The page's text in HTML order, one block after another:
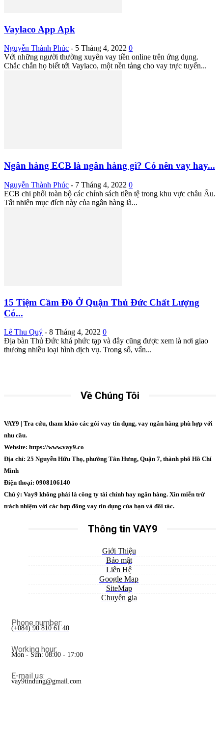
Vaylaco App Apk
Nguyễn Thành Phúc - 5 Tháng 4, 2022 0
Với những người thường xuyên vay tiền online trên ứng dụng.
Chắc chắn họ biết tới Vaylaco, một nền tảng cho vay trực tuyến...
Ngân hàng ECB là ngân hàng gì? Có nên vay hay...
Nguyễn Thành Phúc - 7 Tháng 4, 2022 0
ECB chi phối toàn bộ các chính sách tiền tệ trong khu vực châu Âu.
Tất nhiên mục đích này của ngân hàng là...
15 Tiệm Cầm Đồ Ở Quận Thủ Đức Chất Lượng
Có...
Lê Thu Quý - 8 Tháng 4, 2022 0
Địa bàn Thủ Đức khá phức tạp và đây cũng được xem là nơi giao
thương nhiều loại hình dịch vụ. Trong số, vấn...
Về Chúng Tôi
VAY9 | Tra cứu, tham khảo các gói vay tín dụng, vay ngân hàng phù hợp với
nhu cầu.
Website: https://www.vay9.co
Địa chỉ: 25 Nguyễn Hữu Thọ, phường Tân Hưng, Quận 7, thành phố Hồ Chí
Minh
Điện thoại: 0908106140
Chú ý: Vay9 không phải là công ty tài chính hay ngân hàng. Xin miễn trừ
trách nhiệm với các hợp đồng vay tín dụng của bạn và đối tác.
Thông tin VAY9
Giới Thiệu
Bảo mật
Liên Hệ
Google Map
SiteMap
Chuyên gia
Phone number:
(+084) 90 810 61 40
Working hour:
Mon - Sun: 08:00 - 17:00
E-mail us:
vay9tindung@gmail.com